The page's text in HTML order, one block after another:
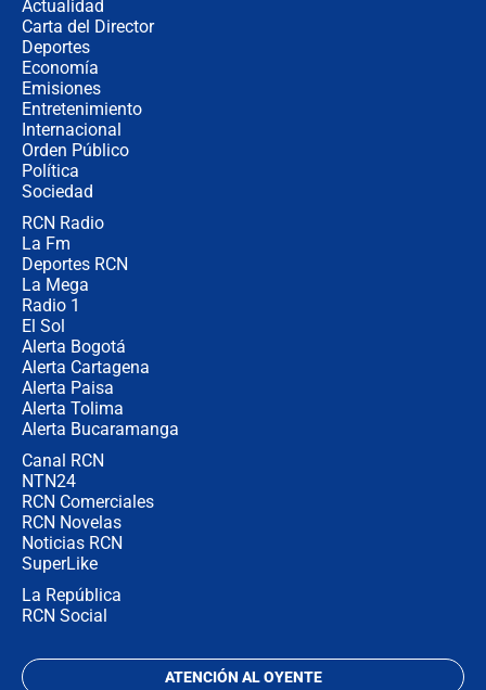
Actualidad
Carta del Director
Deportes
Economía
Emisiones
Entretenimiento
Internacional
Orden Público
Política
Sociedad
RCN Radio
La Fm
Deportes RCN
La Mega
Radio 1
El Sol
Alerta Bogotá
Alerta Cartagena
Alerta Paisa
Alerta Tolima
Alerta Bucaramanga
Canal RCN
NTN24
RCN Comerciales
RCN Novelas
Noticias RCN
SuperLike
La República
RCN Social
ATENCIÓN AL OYENTE